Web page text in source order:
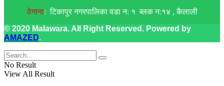
ठेगाना: टिकापुर नगरपालिका वडा न: १ ब्लक न:१४ , कैलाली
© 2020 Malawara. All Right Reserved. Powered by
AMAZED.
No Result
View All Result